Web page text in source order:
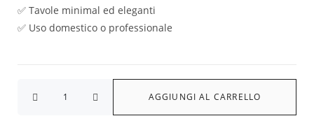
✅ Tavole minimal ed eleganti
✅ Uso domestico o professionale
AGGIUNGI AL CARRELLO